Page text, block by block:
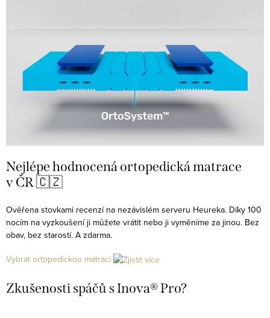
Nejlépe hodnocená ortopedická matrace
v ČR 🇨🇿
Ověřena stovkami recenzí na nezávislém serveru Heureka. Díky 100
nocím na vyzkoušení ji můžete vrátit nebo ji vyměníme za jinou. Bez
obav, bez starostí. A zdarma.
Vybrat ortopedickou matraci
Zkušenosti spáčů s Inova® Pro?